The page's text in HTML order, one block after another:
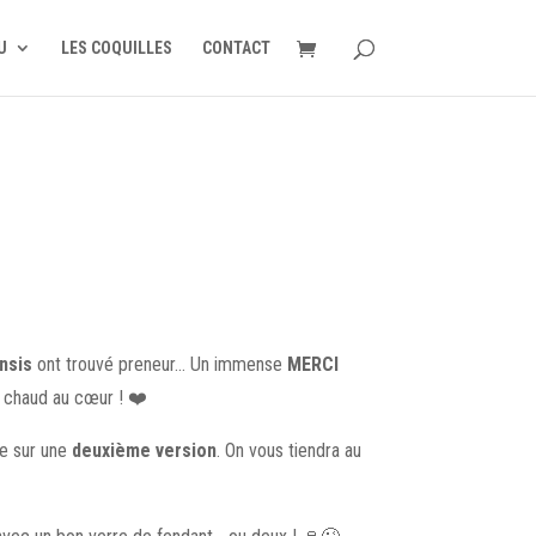
LES COQUILLES CONTACT
ont trouvé preneur… Un immense MERCI
chaud au cœur ! ❤️
sur une deuxième version. On vous tiendra au